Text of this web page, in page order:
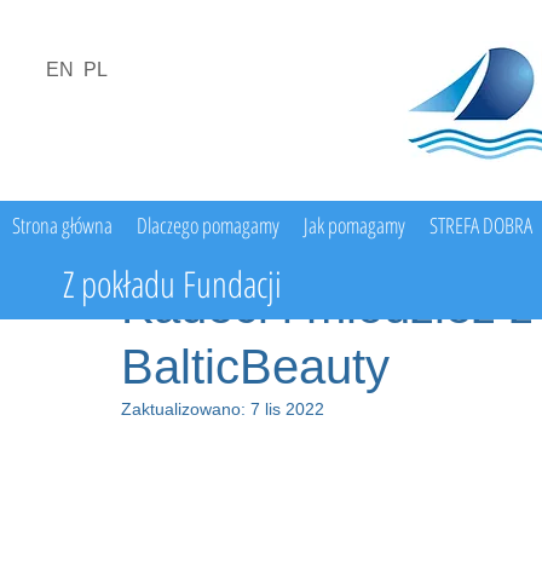
EN PL
Kadeci i młodzież
BalticBeauty
Zaktualizowano: 7 lis 2022
Z pokładu Fundacji
Strona główna Dlaczego pomagamy Jak pomagamy STREFA DOBRA